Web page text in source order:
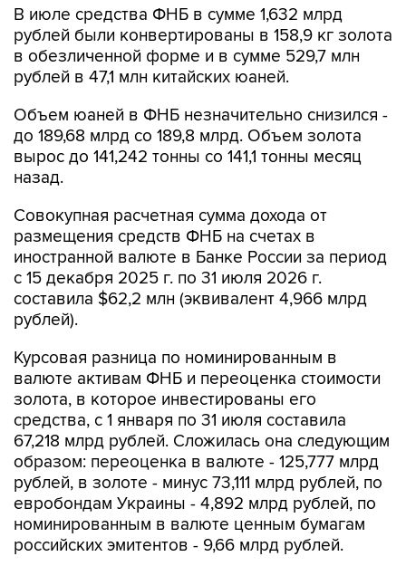
иностранной валюте в Банке России за период
с 15 декабря 2025 г. по 31 июля 2026 г.
составила $62,2 млн (эквивалент 4,966 млрд
рублей).
Курсовая разница по номинированным в
валюте активам ФНБ и переоценка стоимости
золота, в которое инвестированы его
средства, с 1 января по 31 июля составила
образом: переоценка в валюте - 125,777 млрд
рублей, в золоте - минус 73,111 млрд рублей, по
евробондам Украины - 4,892 млрд рублей, по
номинированным в валюте ценным бумагам
российских эмитентов - 9,66 млрд рублей.
фонда в разрешенные финансовые активы, за
исключением средств на счетах в ЦБ, в 2026 г.
составил 95,62 млрд руб. ($1,235 млрд).
В федеральный бюджет в июле поступили
доходы от размещения средств фонда на
депозитах ВЭБ.РФ - 3,591 млрд рублей, в
ценные бумаги российских эмитентов,
связанные с реализацией самоокупаемых
инфраструктурных проектов, - 1,435 млрд